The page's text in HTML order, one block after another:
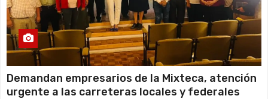
Demandan empresarios de la Mixteca, atención
urgente a las carreteras locales y federales